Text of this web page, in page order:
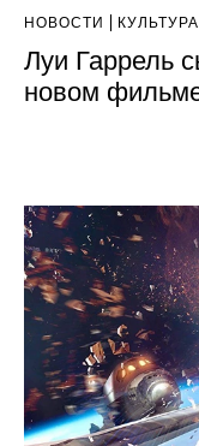
НОВОСТИ КУЛЬТУРА
Луи Гаррель
новом